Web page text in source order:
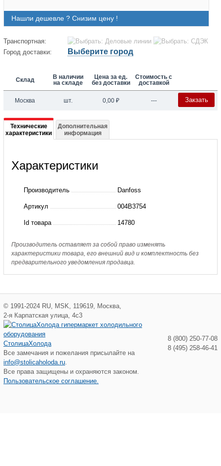
Нашли дешевле ? Снизим цену !
Транспортная:
Город доставки:
Выберите город
Склад
В наличии
на складе
Цена за ед.
без доставки
Стоимость с
доставкой
Москва шт. 0,00 ₽ --- Закзать
Подробная
информация
004B3754
P-
69
D
разб.
(пр.
класс
3178908440)
Технические
характеристики
Дополнительная
информация
Характеристики
Производитель Danfoss
Артикул 004B3754
Id товара 14780
Производитель оставляет за собой право изменять
характеристики товара, его внешний вид и комплектность без
предварительного уведомления продавца.
© 1991-2024 RU MSK 119619 Москва
2-я Карпатская улица, 4с3
СтолицаХолода
Все замечания и пожелания присылайте на
info@stolicaholoda.ru
Все права защищены и охраняются законом.
Пользовательское соглашение.
8 (800) 250-77-08
8 (495) 258-46-41